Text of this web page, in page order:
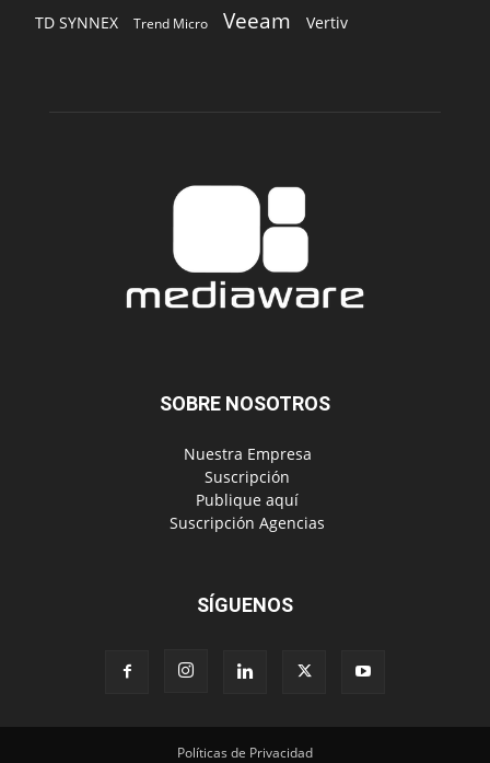
TD SYNNEX Trend Micro Veeam Vertiv
SOBRE NOSOTROS
‎ Nuestra Empresa
‎ Suscripción
‎ Publique aquí
‎ Suscripción Agencias
SÍGUENOS
Políticas de Privacidad